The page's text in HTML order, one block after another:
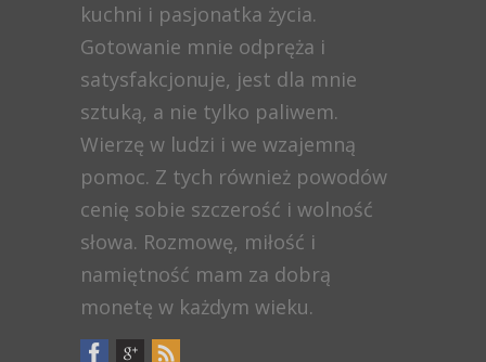
kuchni i pasjonatka życia.
Gotowanie mnie odpręża i
satysfakcjonuje, jest dla mnie
sztuką, a nie tylko paliwem.
Wierzę w ludzi i we wzajemną
pomoc. Z tych również powodów
cenię sobie szczerość i wolność
słowa. Rozmowę, miłość i
namiętność mam za dobrą
monetę w każdym wieku.